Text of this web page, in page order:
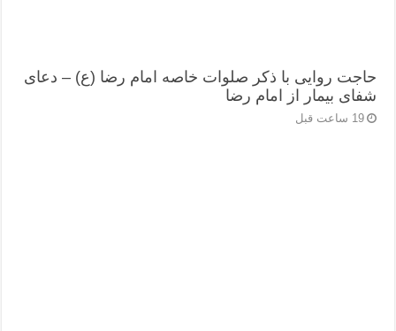
حاجت روایی با ذکر صلوات خاصه امام رضا (ع) – دعای
شفای بیمار از امام رضا
19 ساعت قبل